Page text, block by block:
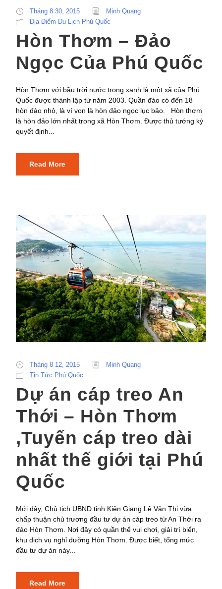
Tháng 8 30, 2015
Minh Quang
Địa Điểm Du Lịch Phú Quốc
Hòn Thơm – Đảo
Ngọc Của Phú Quốc
Hòn Thơm với bầu trời nước trong xanh là một xã của Phú
Quốc được thành lập từ năm 2003. Quần đảo có đến 18
hòn đảo nhỏ, là ví von là hòn đảo ngọc lục bảo. Hòn thơm
là hòn đảo lớn nhất trong xã Hòn Thơm. Được thủ tướng ký
quyết định...
Read More
Tháng 8 12, 2015
Minh Quang
Tin Tức Phú Quốc
Dự án cáp treo An
Thới – Hòn Thơm
,Tuyến cáp treo dài
nhất thế giới tại Phú
Quốc
Mới đây, Chủ tịch UBND tỉnh Kiên Giang Lê Văn Thi vừa
chấp thuận chủ trương đầu tư dự án cáp treo từ An Thới ra
đảo Hòn Thơm. Nơi đây có quần thể vui chơi, giải trí biển,
khu dịch vụ nghỉ dưỡng Hòn Thơm. Được biết, tổng mức
đầu tư dự án này...
Read More